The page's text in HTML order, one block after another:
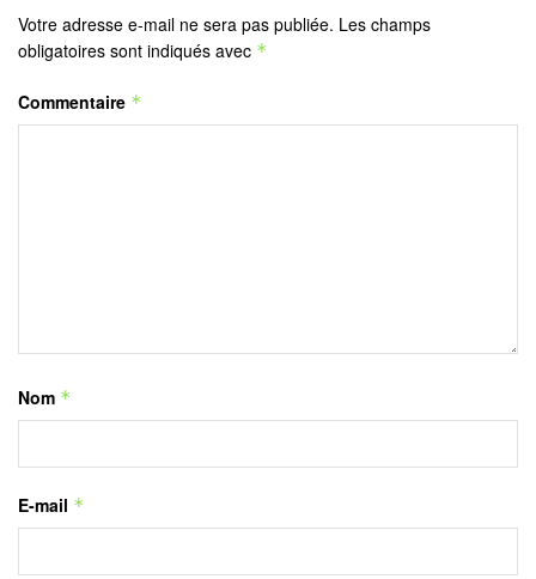
Votre adresse e-mail ne sera pas publiée. Les champs
obligatoires sont indiqués avec *
Commentaire *
Nom *
E-mail *